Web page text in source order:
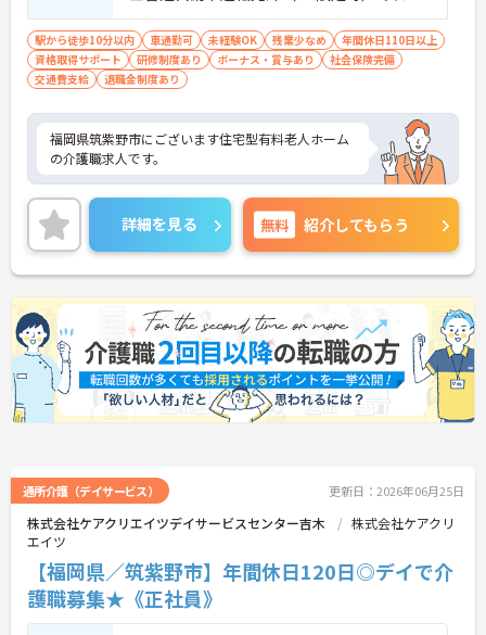
尚可
駅から徒歩10分以内 車通勤可 未経験OK 残業少なめ
年間休日110日以上
資格取得サポート
研修制度あり ボーナス・賞与あり
社会保険完備
交通費支給
退職金制度あり
福岡県筑紫野市にございます住宅型有料老人ホーム
の介護職求人です。
詳細を見る 無料 紹介してもらう
通所介護（デイサービス） 更新日：2026年06月25日
株式会社ケアクリエイツデイサービスセンター吉木
株式会社ケアクリ
エイツ
【福岡県／筑紫野市】年間休日120日◎デイで介
護職募集★《正社員》